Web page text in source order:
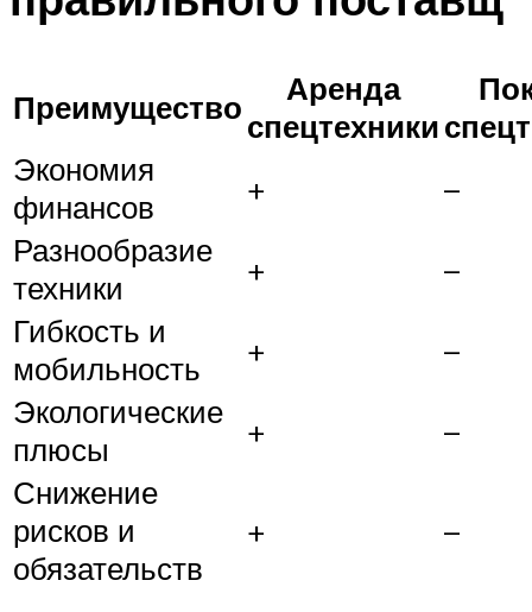
Преимущество
Аренда
спецтехники
Экономия
финансов
+
–
Разнообразие
техники
+
–
Гибкость и
мобильность
+
–
Экологические
плюсы
+
–
Снижение
рисков и
обязательств
+ –